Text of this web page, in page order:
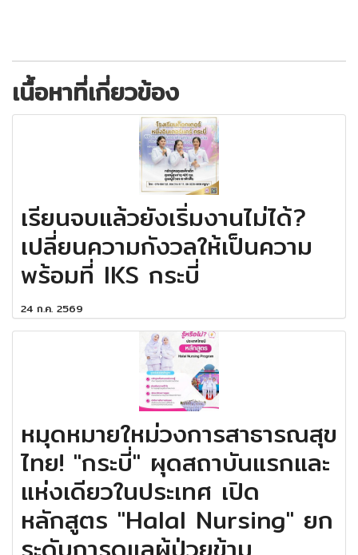
เนื้อหาที่เกี่ยวข้อง
เรียนจบแล้วยังเริ่มงานไม่ได้?
เปลี่ยนความกังวลให้เป็นความ
พร้อมที่ IKS กระบี่
24 ก.ค. 2569
หมุดหมายใหม่วงการสาธารณสุข
ไทย! "กระบี่" ผุดสถาบันแรกและ
แห่งเดียวในประเทศ เปิด
หลักสูตร "Halal Nursing" ยก